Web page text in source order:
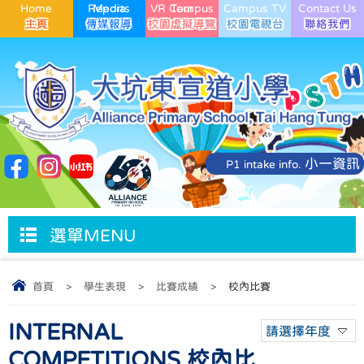
Home Media Reports VR Campus Tour Campus TV Contact Us
P1 intake info. 小一資訊
選單MENU
首頁 > 學生表現 > 比賽成績 > 校內比賽
請選擇年度
INTERNAL